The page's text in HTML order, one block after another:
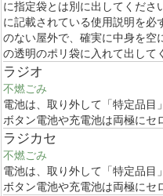
に指定袋とは別に出してくださ
に記載されている使用説明を必
のない屋外で、確実に中身を空
の透明のポリ袋に入れて出して
ラジオ
不燃ごみ
電池は、取り外して「特定品目
ボタン電池や充電池は両極にセ
ラジカセ
不燃ごみ
電池は、取り外して「特定品目
ボタン電池や充電池は両極にセ